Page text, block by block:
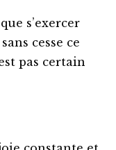
s’exercer
cesse ce
pas certain